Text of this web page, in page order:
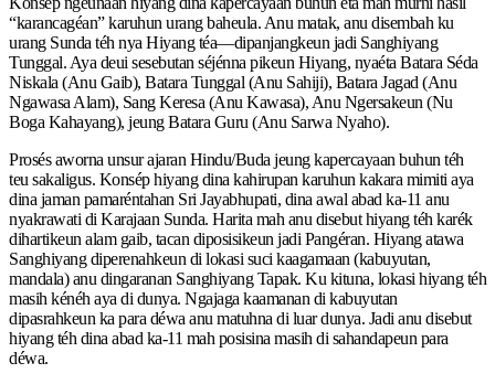
“karancagéan” karuhun urang baheula. Anu matak, anu disembah ku
urang Sunda téh nya Hiyang téa—dipanjangkeun jadi Sanghiyang
Tunggal. Aya deui sesebutan séjénna pikeun Hiyang, nyaéta Batara Séda
Niskala (Anu Gaib), Batara Tunggal (Anu Sahiji), Batara Jagad (Anu
Ngawasa Alam), Sang Keresa (Anu Kawasa), Anu Ngersakeun (Nu
Boga Kahayang), jeung Batara Guru (Anu Sarwa Nyaho).
Prosés aworna unsur ajaran Hindu/Buda jeung kapercayaan buhun téh
teu sakaligus. Konsép hiyang dina kahirupan karuhun kakara mimiti aya
dina jaman pamaréntahan Sri Jayabhupati, dina awal abad ka-11 anu
nyakrawati di Karajaan Sunda. Harita mah anu disebut hiyang téh karék
dihartikeun alam gaib, tacan diposisikeun jadi Pangéran. Hiyang atawa
Sanghiyang diperenahkeun di lokasi suci kaagamaan (kabuyutan,
mandala) anu dingaranan Sanghiyang Tapak. Ku kituna, lokasi hiyang téh
masih kénéh aya di dunya. Ngajaga kaamanan di kabuyutan
dipasrahkeun ka para déwa anu matuhna di luar dunya. Jadi anu disebut
hiyang téh dina abad ka-11 mah posisina masih di sahandapeun para
déwa.